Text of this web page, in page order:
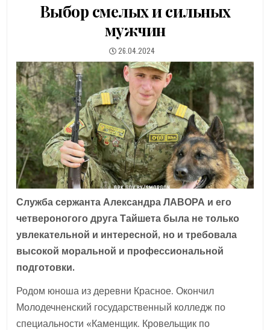
Выбор смелых и сильных
мужчин
PUBLISHED
DATE:
26.04.2024
Служба сержанта Александра ЛАВОРА и его
четвероногого друга Тайшета была не только
увлекательной и интересной, но и требовала
высокой моральной и профессиональной
подготовки.
Родом юноша из деревни Красное. Окончил
Молодечненский государственный колледж по
специальности «Каменщик. Кровельщик по